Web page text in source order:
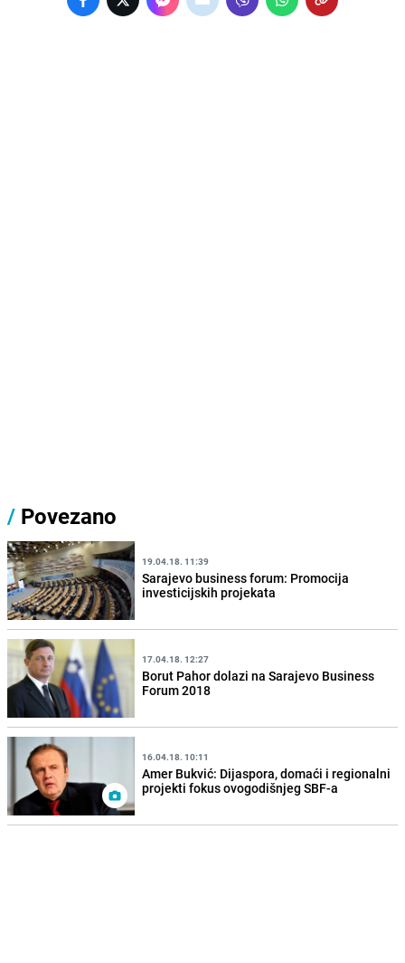
/ Povezano
19.04.18. 11:39
Sarajevo business forum: Promocija
investicijskih projekata
17.04.18. 12:27
Borut Pahor dolazi na Sarajevo Business
Forum 2018
16.04.18. 10:11
Amer Bukvić: Dijaspora, domaći i regionalni
projekti fokus ovogodišnjeg SBF-a